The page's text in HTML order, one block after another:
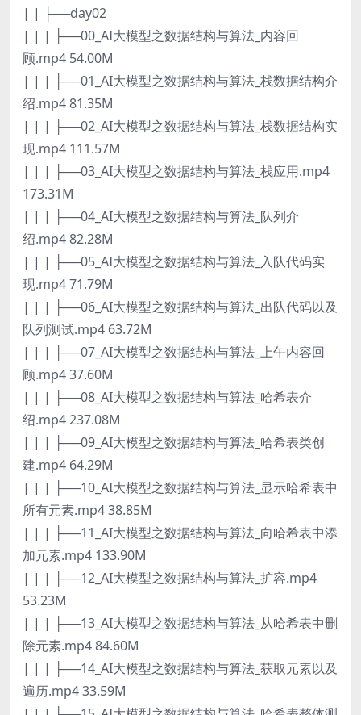
| | ├──day02
| | | ├──00_AI大模型之数据结构与算法_内容回
顾.mp4 54.00M
| | | ├──01_AI大模型之数据结构与算法_栈数据结构介
绍.mp4 81.35M
| | | ├──02_AI大模型之数据结构与算法_栈数据结构实
现.mp4 111.57M
| | | ├──03_AI大模型之数据结构与算法_栈应用.mp4
173.31M
| | | ├──04_AI大模型之数据结构与算法_队列介
绍.mp4 82.28M
| | | ├──05_AI大模型之数据结构与算法_入队代码实
现.mp4 71.79M
| | | ├──06_AI大模型之数据结构与算法_出队代码以及
队列测试.mp4 63.72M
| | | ├──07_AI大模型之数据结构与算法_上午内容回
顾.mp4 37.60M
| | | ├──08_AI大模型之数据结构与算法_哈希表介
绍.mp4 237.08M
| | | ├──09_AI大模型之数据结构与算法_哈希表类创
建.mp4 64.29M
| | | ├──10_AI大模型之数据结构与算法_显示哈希表中
所有元素.mp4 38.85M
| | | ├──11_AI大模型之数据结构与算法_向哈希表中添
加元素.mp4 133.90M
| | | ├──12_AI大模型之数据结构与算法_扩容.mp4
53.23M
| | | ├──13_AI大模型之数据结构与算法_从哈希表中删
除元素.mp4 84.60M
| | | ├──14_AI大模型之数据结构与算法_获取元素以及
遍历.mp4 33.59M